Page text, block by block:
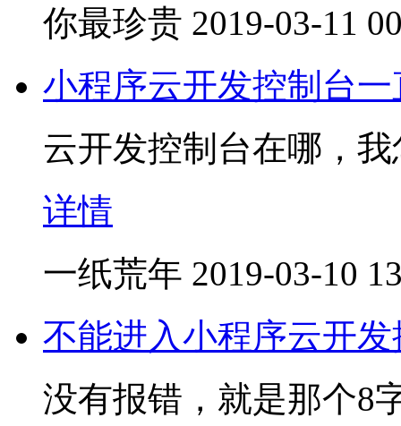
你最珍贵 2019-03-11
小程序云开发控制台
云开发控制台在哪，
详情
一纸荒年 2019-03-10
不能进入小程序云开
没有报错，就是那个8